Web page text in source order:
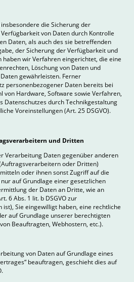
die Sicherung der
von Daten durch Kontrolle
Daten, als auch des sie betreffenden
der Sicherung der Verfügbarkeit und
haben wir Verfahren eingerichtet, die eine
Löschung von Daten und
gewährleisten. Ferner
personenbezogener Daten bereits bei
von Hardware, Software sowie Verfahren,
Datenschutzes durch Technikgestaltung
Voreinstellungen (Art. 25 DSGVO).
und Dritten
Verarbeitung Daten gegenüber anderen
oder Dritten)
oder ihnen sonst Zugriff auf die
auf Grundlage einer gesetzlichen
der Daten an Dritte, wie an
6 Abs. 1 lit. b DSGVO zur
Sie eingewilligt haben, eine rechtliche
auf Grundlage unserer berechtigten
Beauftragten, Webhostern, etc.).
von Daten auf Grundlage eines
beauftragen, geschieht dies auf